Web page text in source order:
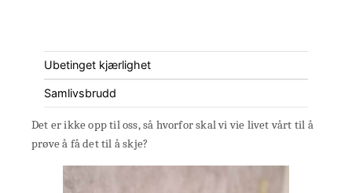
Ubetinget kjærlighet
Samlivsbrudd
Det er ikke opp til oss, så hvorfor skal vi vie livet vårt til å
prøve å få det til å skje?